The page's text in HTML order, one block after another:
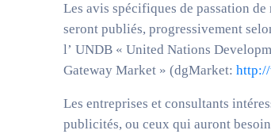
Les avis spécifiques de passation
seront publiés, progressivement
l’ UNDB « United Nations
Gateway Market » (dgMarket:
Les entreprises et consultants
publicités, ou ceux qui auront